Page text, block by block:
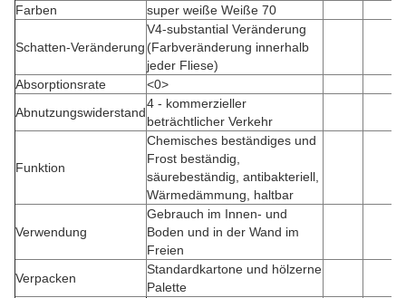
Farben super weiße Weiße 70
Schatten-Veränderung
V4-substantial Veränderung
(Farbveränderung innerhalb
jeder Fliese)
Absorptionsrate
<0>
Abnutzungswiderstand
4 - kommerzieller
beträchtlicher Verkehr
Funktion
Chemisches beständiges und
Frost beständig,
säurebeständig, antibakteriell,
Wärmedämmung, haltbar
Verwendung
Gebrauch im Innen- und
Boden und in der Wand im
Freien
Verpacken
Standardkartone und hölzerne
Palette